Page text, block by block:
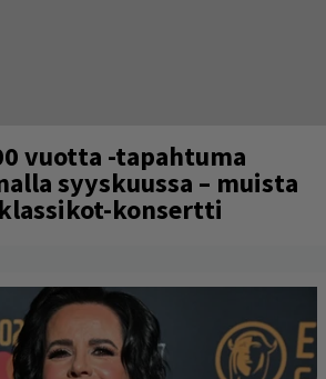
vuotta -tapahtuma
syyskuussa – muista
konsertti